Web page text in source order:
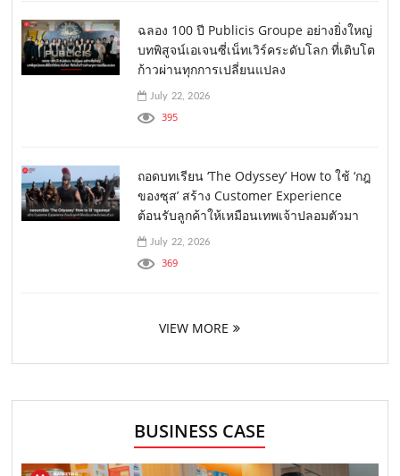
ฉลอง 100 ปี Publicis Groupe อย่างยิ่งใหญ่
บทพิสูจน์เอเจนซี่เน็ทเวิร์คระดับโลก ที่เติบโต
ก้าวผ่านทุกการเปลี่ยนแปลง
July 22, 2026
395
ถอดบทเรียน ‘The Odyssey’ How to ใช้ ‘กฎ
ของซุส’ สร้าง Customer Experience
ต้อนรับลูกค้าให้เหมือนเทพเจ้าปลอมตัวมา
July 22, 2026
369
VIEW MORE
BUSINESS CASE